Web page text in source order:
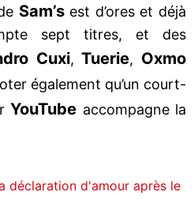
Sam’s est d’ores et déjà
sept titres, et des
Cuxi,Tuerie, Oxmo
également qu’un court-
YouTube accompagne la
déclaration d'amour après le